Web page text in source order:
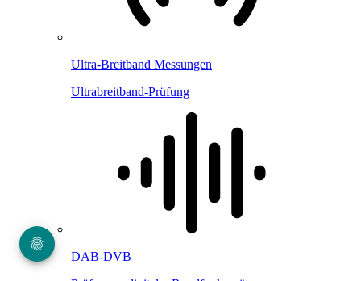
Ultra-Breitband Messungen
Ultrabreitband-Prüfung
DAB-DVB